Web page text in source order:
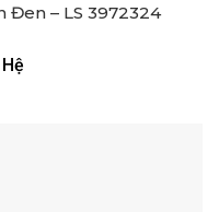
Đen – LS 3972324